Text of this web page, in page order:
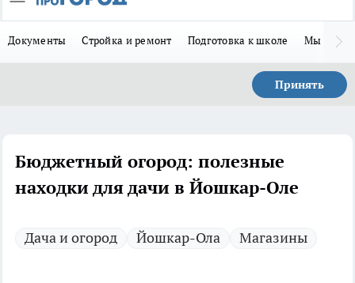
Документы Стройка и ремонт Подготовка к школе Мы в MAX
Принять
Бюджетный огород: полезные
находки для дачи в Йошкар-Оле
Дача и огород Йошкар-Ола Магазины